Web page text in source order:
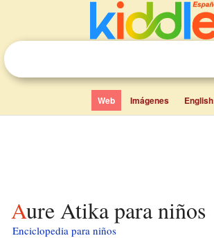
Web Imágenes English
Aure Atika para niños
Enciclopedia para niños